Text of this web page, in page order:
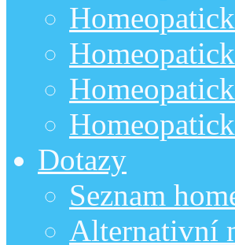
Dotazy
Seznam
Alternativní